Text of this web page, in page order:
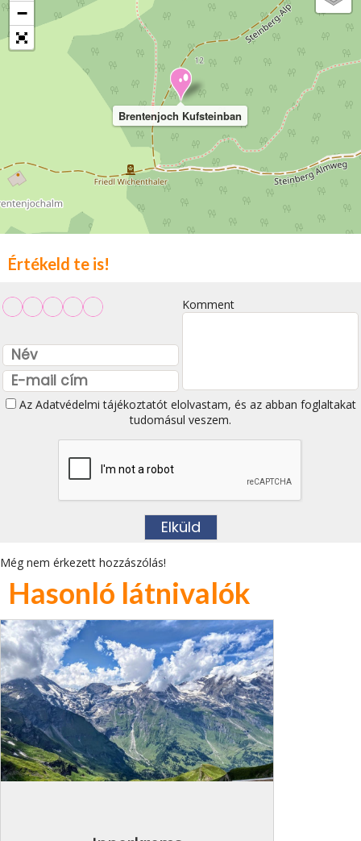
Brentenjoch Kufsteinban
−
Értékeld te is!
Komment
Az Adatvédelmi tájékoztatótelolvastam, és az abban foglaltakat
tudomásul veszem.
Még nem érkezett hozzászólás!
Hasonló látnivalók